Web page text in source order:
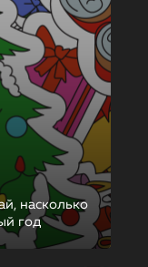
насколько
год